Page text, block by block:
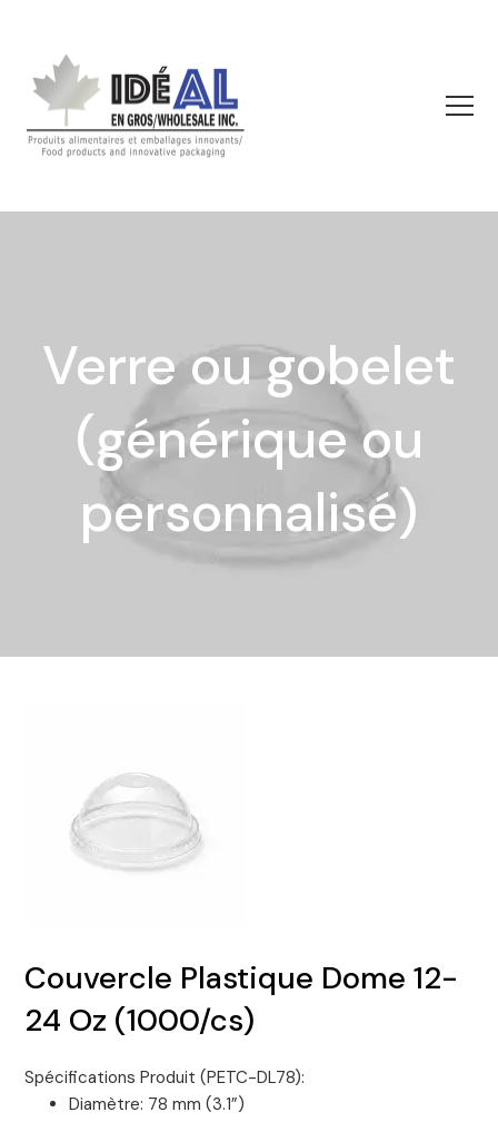
Verre ou gobelet
(générique ou
personnalisé)
Couvercle Plastique Dome 12-
24 Oz (1000/cs)
Spécifications Produit (PETC-DL78):
Diamètre: 78 mm (3.1”)